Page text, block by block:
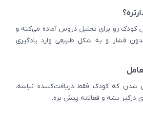
رو برای تحلیل دروس آماده می‌کنه و
فشار و به شکل طبیعی وارد یادگیری
شدن که کودک فقط دریافت‌کننده نباشه،
درگیر بشه و فعالانه پیش بره.